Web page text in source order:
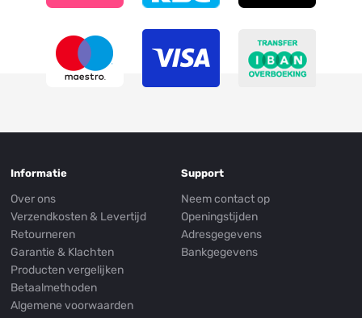
Informatie
Over ons
Verzendkosten & Levertijd
Retourneren
Garantie & Klachten
Producten vergelijken
Betaalmethoden
Algemene voorwaarden
Support
Neem contact op
Openingstijden
Adresgegevens
Bankgegevens